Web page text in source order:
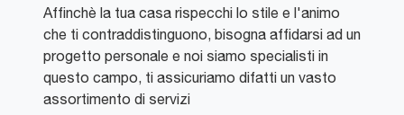
Affinchè la tua casa rispecchi lo stile e l'animo
che ti contraddistinguono, bisogna affidarsi ad un
progetto personale e noi siamo specialisti in
questo campo, ti assicuriamo difatti un vasto
assortimento di servizi